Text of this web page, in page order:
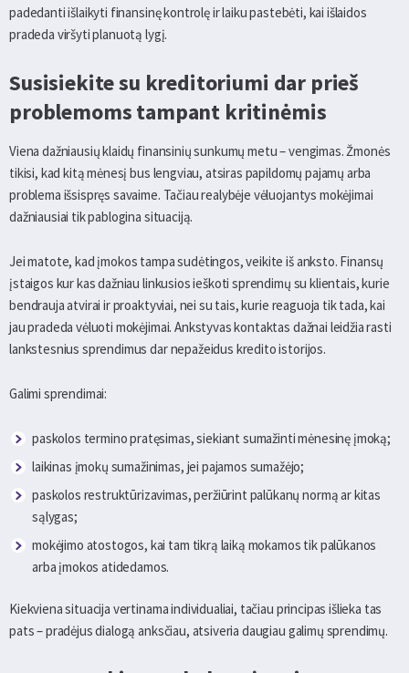
padedanti išlaikyti finansinę kontrolę ir laiku pastebėti, kai išlaidos
pradeda viršyti planuotą lygį.
Susisiekite su kreditoriumi dar prieš
problemoms tampant kritinėmis
Viena dažniausių klaidų finansinių sunkumų metu – vengimas. Žmonės
tikisi, kad kitą mėnesį bus lengviau, atsiras papildomų pajamų arba
problema išsispręs savaime. Tačiau realybėje vėluojantys mokėjimai
dažniausiai tik pablogina situaciją.
Jei matote, kad įmokos tampa sudėtingos, veikite iš anksto. Finansų
įstaigos kur kas dažniau linkusios ieškoti sprendimų su klientais, kurie
bendrauja atvirai ir proaktyviai, nei su tais, kurie reaguoja tik tada, kai
jau pradeda vėluoti mokėjimai. Ankstyvas kontaktas dažnai leidžia rasti
lankstesnius sprendimus dar nepažeidus kredito istorijos.
Galimi sprendimai:
paskolos termino pratęsimas, siekiant sumažinti mėnesinę įmoką;
laikinas įmokų sumažinimas, jei pajamos sumažėjo;
paskolos restruktūrizavimas, peržiūrint palūkanų normą ar kitas
sąlygas;
mokėjimo atostogos, kai tam tikrą laiką mokamos tik palūkanos
arba įmokos atidedamos.
Kiekviena situacija vertinama individualiai, tačiau principas išlieka tas
pats – pradėjus dialogą anksčiau, atsiveria daugiau galimų sprendimų.